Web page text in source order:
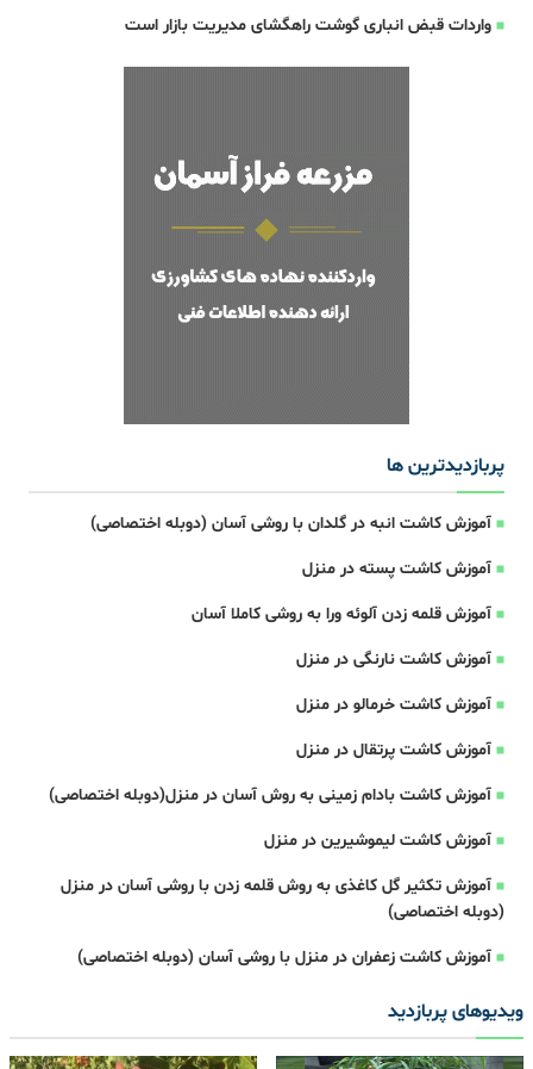
واردات قبض‌ انباری گوشت راهگشای مدیریت بازار است
پربازدیدترین ها
آموزش کاشت انبه در گلدان با روشی آسان (دوبله اختصاصی)
آموزش کاشت پسته در منزل
آموزش قلمه زدن آلوئه ورا به روشی کاملا آسان
آموزش کاشت نارنگی در منزل
آموزش کاشت خرمالو در منزل
آموزش کاشت پرتقال در منزل
آموزش کاشت بادام زمینی به روش آسان در منزل(دوبله اختصاصی)
آموزش کاشت لیموشیرین در منزل
آموزش تکثیر گل کاغذی به روش قلمه زدن با روشی آسان در منزل
(دوبله اختصاصی)
آموزش کاشت زعفران در منزل با روشی آسان (دوبله اختصاصی)
ویدیوهای پربازدید